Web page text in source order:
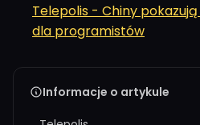
Telepolis - Chiny
dla programistów
Informacje o artykule